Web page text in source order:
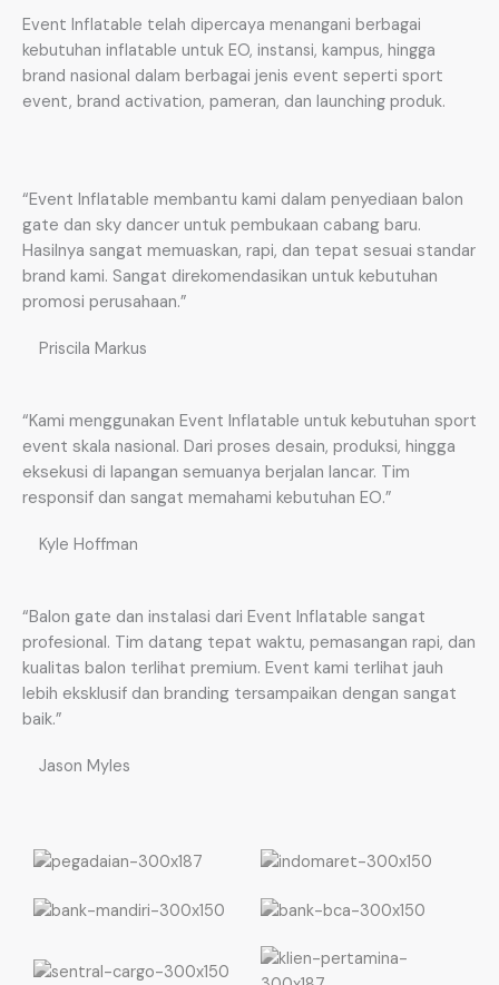
Event Inflatable telah dipercaya menangani berbagai
kebutuhan inflatable untuk EO, instansi, kampus, hingga
brand nasional dalam berbagai jenis event seperti sport
event, brand activation, pameran, dan launching produk.
“Event Inflatable membantu kami dalam penyediaan balon
gate dan sky dancer untuk pembukaan cabang baru.
Hasilnya sangat memuaskan, rapi, dan tepat sesuai standar
brand kami. Sangat direkomendasikan untuk kebutuhan
promosi perusahaan.”
Priscila Markus
“Kami menggunakan Event Inflatable untuk kebutuhan sport
event skala nasional. Dari proses desain, produksi, hingga
eksekusi di lapangan semuanya berjalan lancar. Tim
responsif dan sangat memahami kebutuhan EO.”
Kyle Hoffman
“Balon gate dan instalasi dari Event Inflatable sangat
profesional. Tim datang tepat waktu, pemasangan rapi, dan
kualitas balon terlihat premium. Event kami terlihat jauh
lebih eksklusif dan branding tersampaikan dengan sangat
baik.”
Jason Myles